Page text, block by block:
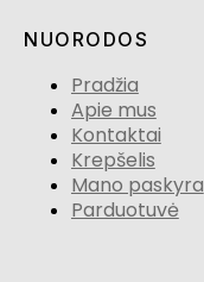
NUORODOS
Pradžia
Apie mus
Kontaktai
Krepšelis
Mano paskyra
Parduotuvė